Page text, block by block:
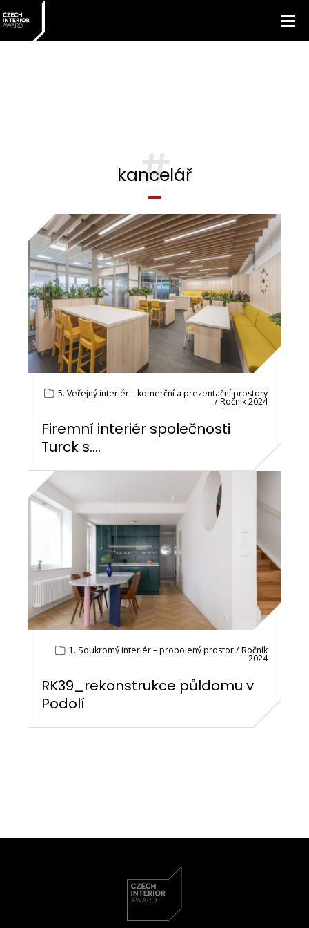
kancelář
5. Veřejný interiér – komerční a prezentační prostory
/ Ročník 2024
Firemní interiér společnosti
Turck s....
1. Soukromý interiér – propojený prostor / Ročník
2024
RK39_rekonstrukce půldomu v
Podolí